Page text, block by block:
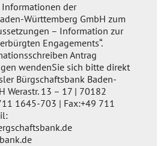
der
Württemberg GmbH zum
– Information zur
Engagements“.
Antrag
wendenSie sich bitte direkt
Bürgschaftsbank Baden-
Werastr. 13 – 17 | 70182
1645-703 | Fax:+49 711